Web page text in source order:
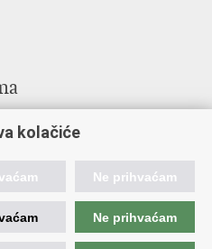
kolačiće
Ne prihvaćam
Ne prihvaćam